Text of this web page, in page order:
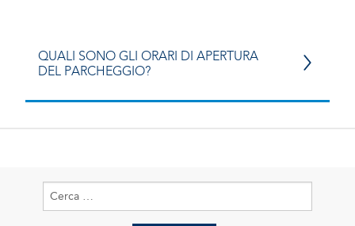
QUALI SONO GLI ORARI DI APERTURA
DEL PARCHEGGIO?